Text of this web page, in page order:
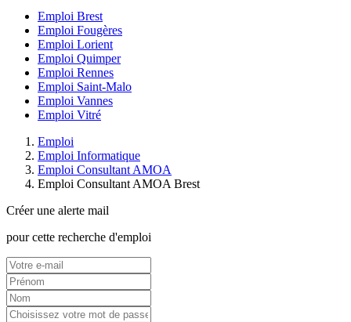
Emploi Brest
Emploi Fougères
Emploi Lorient
Emploi Quimper
Emploi Rennes
Emploi Saint-Malo
Emploi Vannes
Emploi Vitré
Emploi
Emploi Informatique
Emploi Consultant AMOA
Emploi Consultant AMOA Brest
Créer une alerte mail
pour cette recherche d'emploi